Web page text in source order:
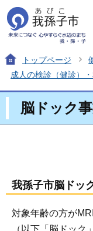
トップページ
成人の検診（健診）
脳ドック
我孫子市脳ドッ
対象年齢の方が